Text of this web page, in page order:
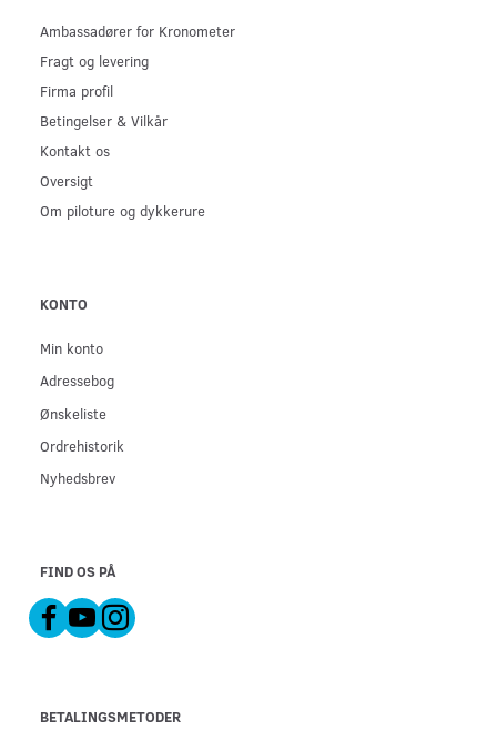
Ambassadører for Kronometer
Fragt og levering
Firma profil
Betingelser & Vilkår
Kontakt os
Oversigt
Om piloture og dykkerure
KONTO
Min konto
Adressebog
Ønskeliste
Ordrehistorik
Nyhedsbrev
FIND OS PÅ
BETALINGSMETODER